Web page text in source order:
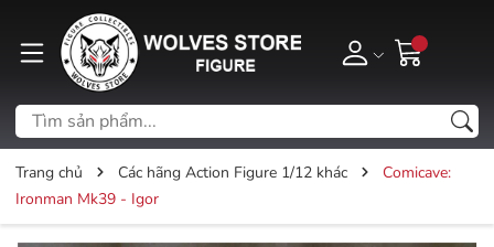
Trang chủ Các hãng Action Figure 1/12 khác
Comicave:
Ironman Mk39 - Igor